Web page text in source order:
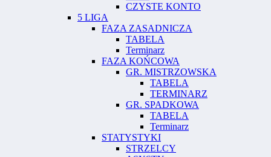
CZYSTE KONTO
5 LIGA
FAZA ZASADNICZA
TABELA
Terminarz
FAZA KOŃCOWA
GR. MISTRZOWSKA
TABELA
TERMINARZ
GR. SPADKOWA
TABELA
Terminarz
STATYSTYKI
STRZELCY